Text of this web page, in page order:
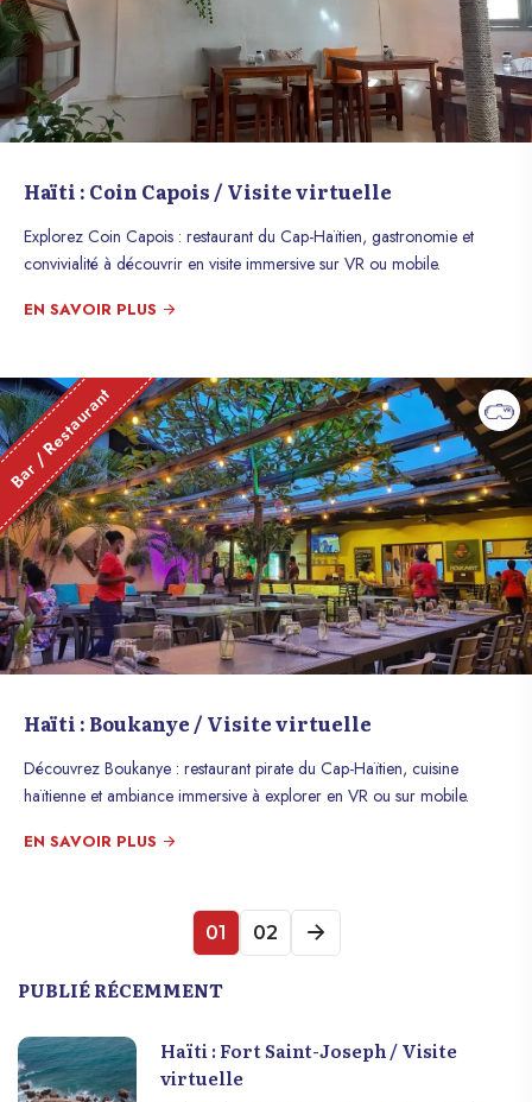
Haïti : Coin Capois / Visite virtuelle
Explorez Coin Capois : restaurant du Cap-Haïtien, gastronomie et
convivialité à découvrir en visite immersive sur VR ou mobile.
EN SAVOIR PLUS
Bar / Restaurant
Haïti : Boukanye / Visite virtuelle
Découvrez Boukanye : restaurant pirate du Cap-Haïtien, cuisine
haïtienne et ambiance immersive à explorer en VR ou sur mobile.
EN SAVOIR PLUS
01 02
PUBLIÉ RÉCEMMENT
Haïti : Fort Saint-Joseph / Visite
virtuelle